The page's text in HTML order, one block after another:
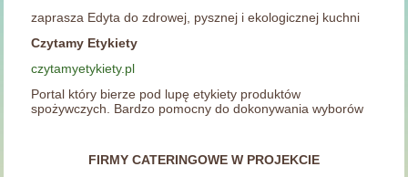
zaprasza Edyta do zdrowej, pysznej i ekologicznej kuchni
Czytamy Etykiety
czytamyetykiety.pl
Portal który bierze pod lupę etykiety produktów
spożywczych. Bardzo pomocny do dokonywania wyborów
FIRMY CATERINGOWE W PROJEKCIE